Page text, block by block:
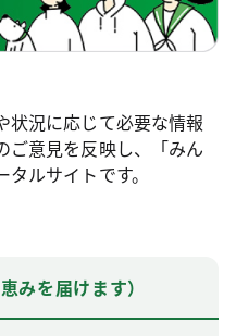
状況に応じて必要な情報
ご意見を反映し、「みん
ルサイトです。
みを届けます）